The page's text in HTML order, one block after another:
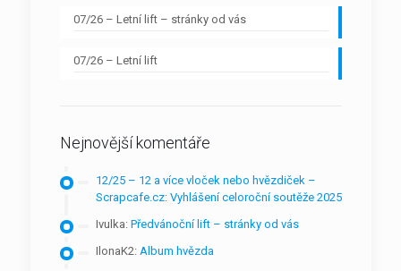
07/26 – Letní lift – stránky od vás
07/26 – Letní lift
Nejnovější komentáře
12/25 – 12 a více vloček nebo hvězdiček –
Scrapcafe.cz: Vyhlášení celoroční soutěže 2025
Ivulka: Předvánoční lift – stránky od vás
IlonaK2: Album hvězda